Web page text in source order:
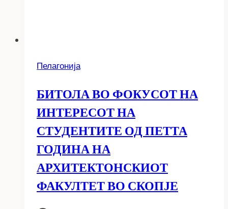
Пелагонија
БИТОЛА ВО ФОКУСОТ НА
ИНТЕРЕСОТ НА
СТУДЕНТИТЕ ОД ПЕТТА
ГОДИНА НА
АРХИТЕКТОНСКИОТ
ФАКУЛТЕТ ВО СКОПЈЕ